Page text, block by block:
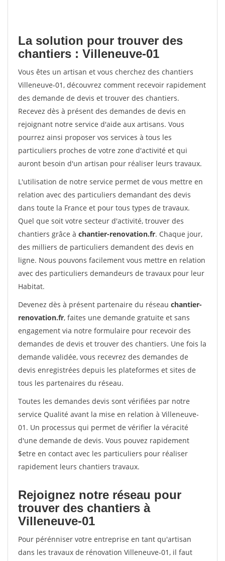
La solution pour trouver des
chantiers : Villeneuve-01
Vous êtes un artisan et vous cherchez des chantiers
Villeneuve-01, découvrez comment recevoir rapidement
des demande de devis et trouver des chantiers.
Recevez dès à présent des demandes de devis en
rejoignant notre service d'aide aux artisans. Vous
pourrez ainsi proposer vos services à tous les
particuliers proches de votre zone d'activité et qui
auront besoin d'un artisan pour réaliser leurs travaux.
L'utilisation de notre service permet de vous mettre en
relation avec des particuliers demandant des devis
dans toute la France et pour tous types de travaux.
Quel que soit votre secteur d'activité, trouver des
chantiers grâce à chantier-renovation.fr. Chaque jour,
des milliers de particuliers demandent des devis en
ligne. Nous pouvons facilement vous mettre en relation
avec des particuliers demandeurs de travaux pour leur
Habitat.
Devenez dès à présent partenaire du réseau chantier-
renovation.fr, faites une demande gratuite et sans
engagement via notre formulaire pour recevoir des
demandes de devis et trouver des chantiers. Une fois la
demande validée, vous recevrez des demandes de
devis enregistrées depuis les plateformes et sites de
tous les partenaires du réseau.
Toutes les demandes devis sont vérifiées par notre
service Qualité avant la mise en relation à Villeneuve-
01. Un processus qui permet de vérifier la véracité
d'une demande de devis. Vous pouvez rapidement
$etre en contact avec les particuliers pour réaliser
rapidement leurs chantiers travaux.
Rejoignez notre réseau pour
trouver des chantiers à
Villeneuve-01
Pour pérénniser votre entreprise en tant qu'artisan
dans les travaux de rénovation Villeneuve-01, il faut